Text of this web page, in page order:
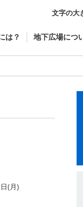
文字の大
は？ 地下広場につ
(月)